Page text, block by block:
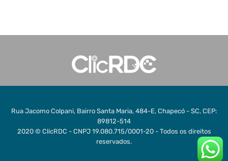
Rua Jacomo Colpani, Bairro Santa Maria, 484-E, Chapecó - SC, CEP:
89812-514
2020 © ClicRDC - CNPJ 19.080.715/0001-20 - Todos os direitos
reservados.